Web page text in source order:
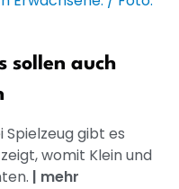
sollen auch
Spielzeug gibt es
womit Klein und
| mehr